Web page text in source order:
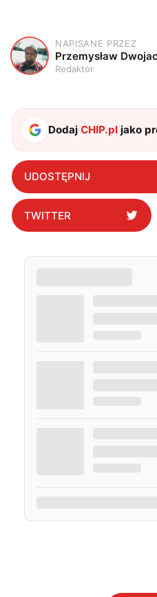
P
NAPISANE PRZEZ
Przemysław
Redaktor
DodajCHIP.pl jako
UDOSTĘPNIJ
TWITTER